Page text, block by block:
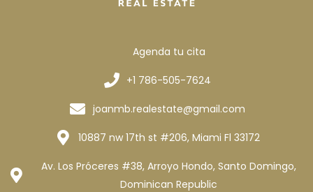
Agenda tu cita
+1 786-505-7624
joanmb.realestate@gmail.com
10887 nw 17th st #206, Miami Fl 33172
Av. Los Próceres #38, Arroyo Hondo, Santo Domingo,
Dominican Republic